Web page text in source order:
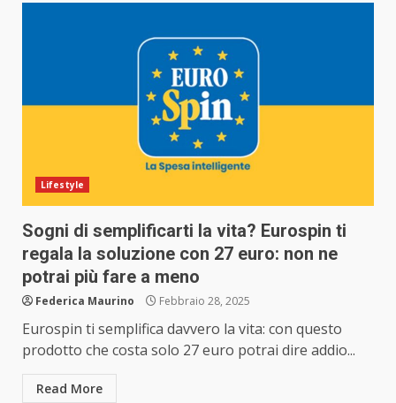
Lifestyle
Sogni di semplificarti la vita? Eurospin ti
regala la soluzione con 27 euro: non ne
potrai più fare a meno
Federica Maurino Febbraio 28, 2025
Eurospin ti semplifica davvero la vita: con questo
prodotto che costa solo 27 euro potrai dire addio...
Read More